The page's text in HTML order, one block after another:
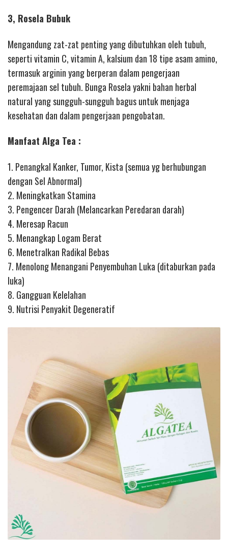
3, Rosela Bubuk
Mengandung zat-zat penting yang dibutuhkan oleh tubuh,
seperti vitamin C, vitamin A, kalsium dan 18 tipe asam amino,
termasuk arginin yang berperan dalam pengerjaan
peremajaan sel tubuh. Bunga Rosela yakni bahan herbal
natural yang sungguh-sungguh bagus untuk menjaga
kesehatan dan dalam pengerjaan pengobatan.
Manfaat Alga Tea :
1. Penangkal Kanker, Tumor, Kista (semua yg berhubungan
dengan Sel Abnormal)
2. Meningkatkan Stamina
3. Pengencer Darah (Melancarkan Peredaran darah)
4. Meresap Racun
5. Menangkap Logam Berat
6. Menetralkan Radikal Bebas
7. Menolong Menangani Penyembuhan Luka (ditaburkan pada
luka)
8. Gangguan Kelelahan
9. Nutrisi Penyakit Degeneratif